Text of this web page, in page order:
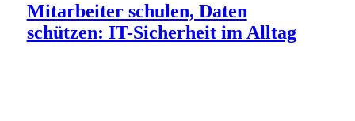
Mitarbeiter schulen, Daten
schützen: IT-Sicherheit im Alltag